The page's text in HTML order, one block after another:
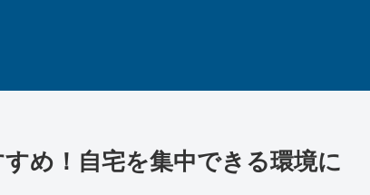
め！自宅を集中できる環境に